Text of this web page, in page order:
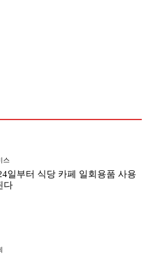
스
일부터 식당 카페 일회용품 사용
다